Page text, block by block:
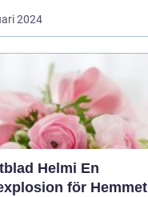
2024
Helmi En
för Hemmet